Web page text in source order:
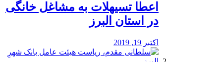
️اعطا تسیهلات به مشاغل خانگی
در استان البرز
اکتبر 19, 2019